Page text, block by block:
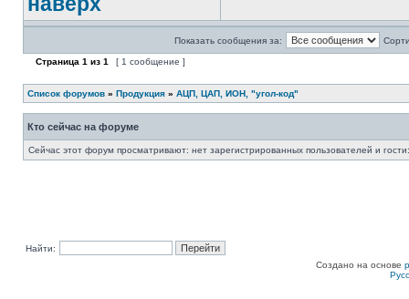
Показать сообщения за:
Страница 1 из 1 [ 1 сообщение ]
Список форумов » Продукция » АЦП, ЦАП, ИОН, "угол-код"
Кто сейчас на форуме
Сейчас этот форум просматривают: нет зарегистрированных пользователей и
Найти:
Создано на основе